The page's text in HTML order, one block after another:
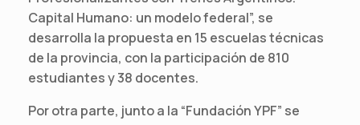
Capital Humano: un modelo federal”, se
desarrolla la propuesta en 15 escuelas técnicas
de la provincia, con la participación de 810
estudiantes y 38 docentes.
Por otra parte, junto a la “Fundación YPF” se